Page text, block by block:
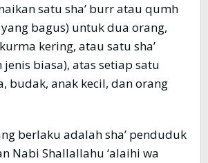
satu sha’ burr atau qumh
bagus) untuk dua orang,
kering, atau satu sha’
jenis biasa), atas setiap satu
budak, anak kecil, dan orang
berlaku adalah sha’ penduduk
Nabi Shallallahu ‘alaihi wa